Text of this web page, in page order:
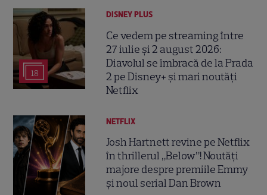
18
DISNEY PLUS
Ce vedem pe streaming între
27 iulie și 2 august 2026:
Diavolul se îmbracă de la Prada
2 pe Disney+ și mari noutăți
Netflix
NETFLIX
Josh Hartnett revine pe Netflix
în thrillerul „Below”! Noutăți
majore despre premiile Emmy
și noul serial Dan Brown